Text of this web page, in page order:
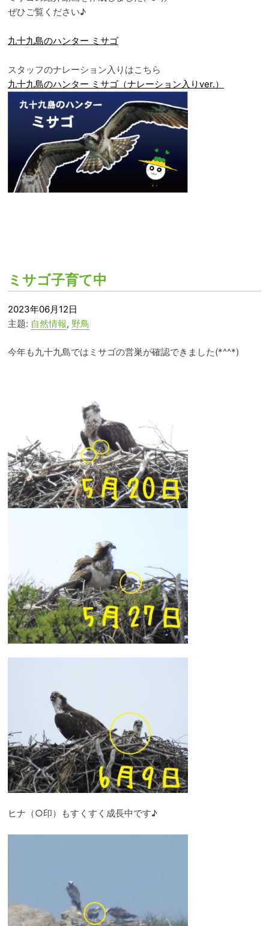
ぜひご覧ください♪
九十九島のハンター ミサゴ
スタッフのナレーション入りはこちら
九十九島のハンター ミサゴ（ナレーション入りver.）
ミサゴ子育て中
2023年06月12日
主题: 自然情報, 野鳥
今年も九十九島ではミサゴの営巣が確認できました(*^^*)
ヒナ（○印）もすくすく成長中です♪